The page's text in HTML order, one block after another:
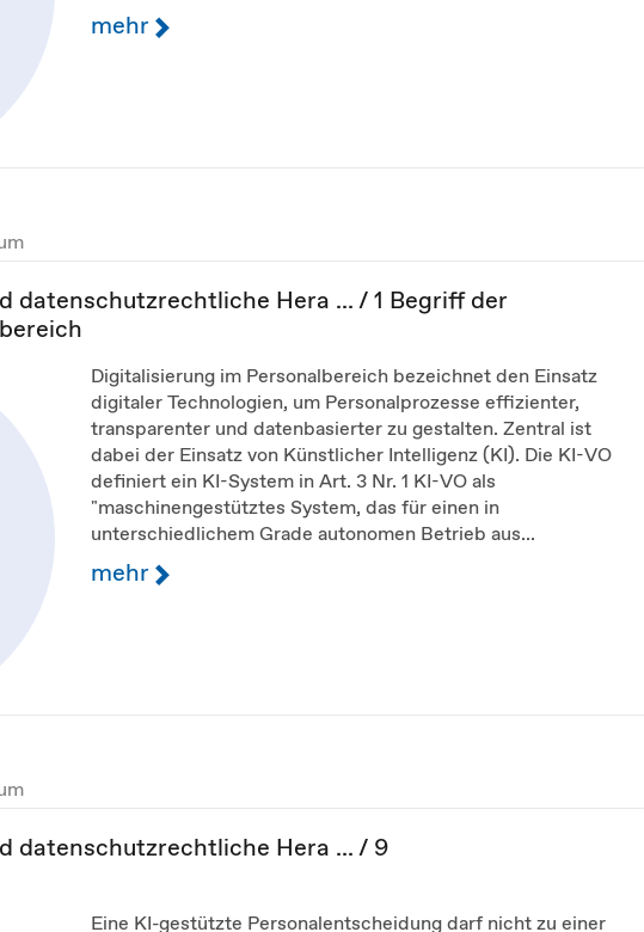
mehr
datenschutzrechtliche Hera ... / 1 Begriff der
Digitalisierung im Personalbereich bezeichnet den Einsatz
digitaler Technologien, um Personalprozesse effizienter,
transparenter und datenbasierter zu gestalten. Zentral ist
dabei der Einsatz von Künstlicher Intelligenz (KI). Die KI-VO
definiert ein KI-System in Art. 3 Nr. 1 KI-VO als
"maschinengestütztes System, das für einen in
unterschiedlichem Grade autonomen Betrieb aus...
mehr
datenschutzrechtliche Hera ... / 9
Eine KI-gestützte Personalentscheidung darf nicht zu einer